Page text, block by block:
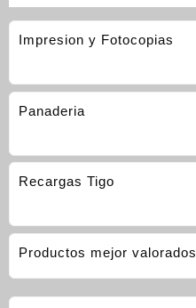
Impresion y Fotocopias
Panaderia
Recargas Tigo
Productos mejor valorados